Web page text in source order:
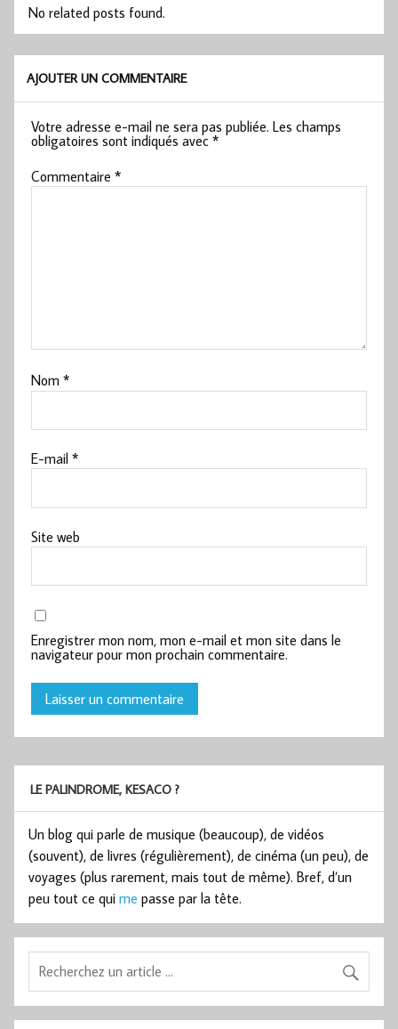
No related posts found.
AJOUTER UN COMMENTAIRE
Votre adresse e-mail ne sera pas publiée. Les champs
obligatoires sont indiqués avec*
Commentaire*
Nom*
E-mail*
Site web
Enregistrer mon nom, mon e-mail et mon site dans le
navigateur pour mon prochain commentaire.
LE PALINDROME, KESACO ?
Un blog qui parle de musique (beaucoup), de vidéos
(souvent), de livres (régulièrement), de cinéma (un peu), de
voyages (plus rarement, mais tout de même). Bref, d’un
peu tout ce qui me passe par la tête.